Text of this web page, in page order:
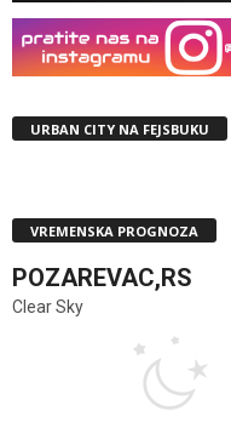
URBAN CITY NA FEJSBUKU
VREMENSKA PROGNOZA
POZAREVAC,RS
Clear Sky